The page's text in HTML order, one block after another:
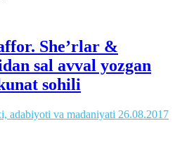
She’rlar &
sal avval yozgan
sohili
adabiyoti va madaniyati 26.08.2017